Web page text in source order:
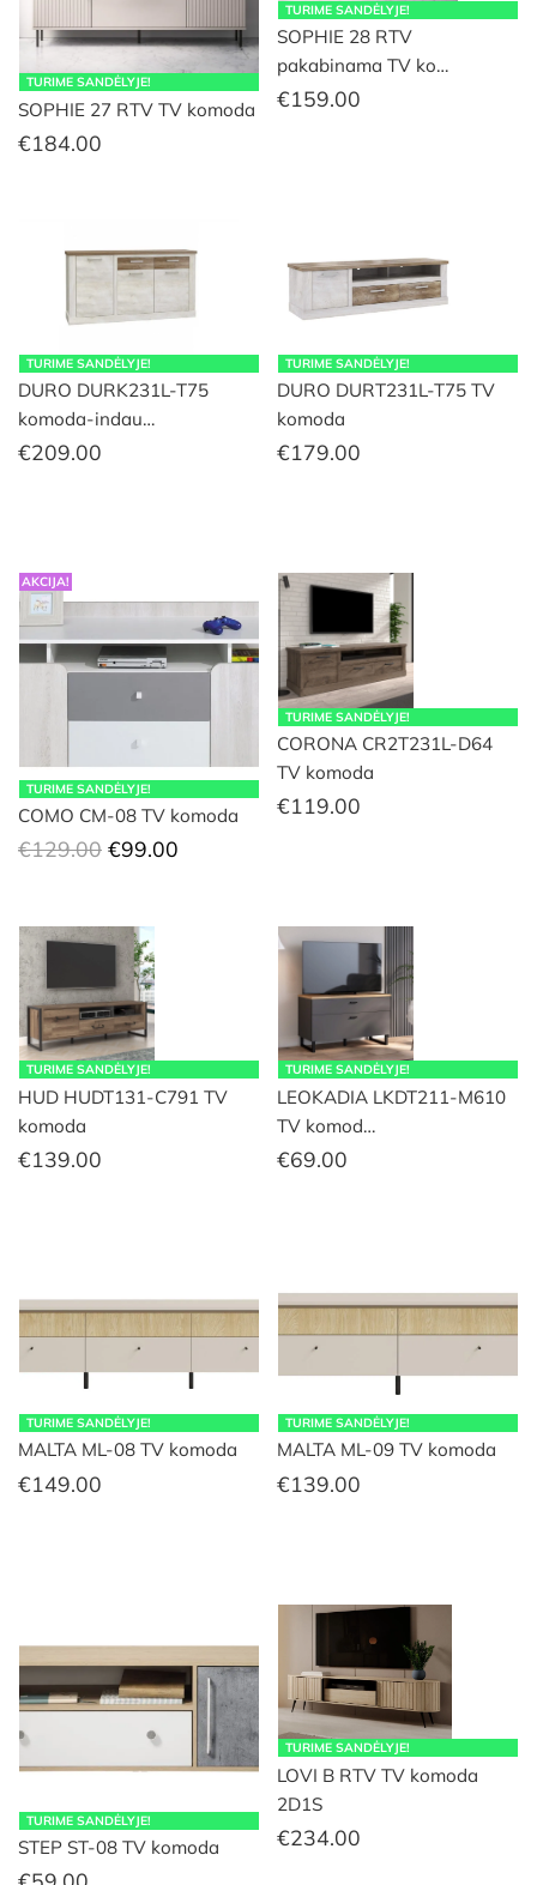
TURIME SANDĖLYJE!
SOPHIE 27 RTV TV komoda
€184.00
TURIME SANDĖLYJE!
SOPHIE 28 RTV
pakabinama TV ko…
€159.00
TURIME SANDĖLYJE!
DURO DURK231L-T75
komoda-indau…
€209.00
TURIME SANDĖLYJE!
DURO DURT231L-T75 TV
komoda
€179.00
AKCIJA!
TURIME SANDĖLYJE!
COMO CM-08 TV komoda
€129.00 Original
€129.00.
€99.00
TURIME SANDĖLYJE!
CORONA CR2T231L-D64
TV komoda
€119.00
TURIME SANDĖLYJE!
HUD HUDT131-C791 TV
komoda
€139.00
TURIME SANDĖLYJE!
LEOKADIA LKDT211-M610
TV komod…
€69.00
TURIME SANDĖLYJE!
MALTA ML-08 TV komoda
€149.00
TURIME SANDĖLYJE!
MALTA ML-09 TV komoda
€139.00
TURIME SANDĖLYJE!
STEP ST-08 TV komoda
TURIME SANDĖLYJE!
LOVI B RTV TV komoda
2D1S
€234.00